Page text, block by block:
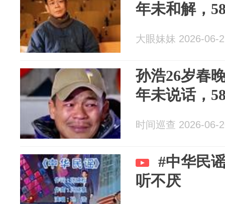
年未和解，
大眼妹妹 2026-06-
孙浩26岁春
年未说话，
时间巡查 2026-06-
#中华民
听不厌